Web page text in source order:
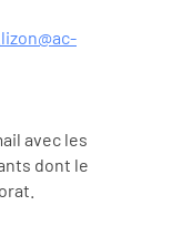
avec les
dont le